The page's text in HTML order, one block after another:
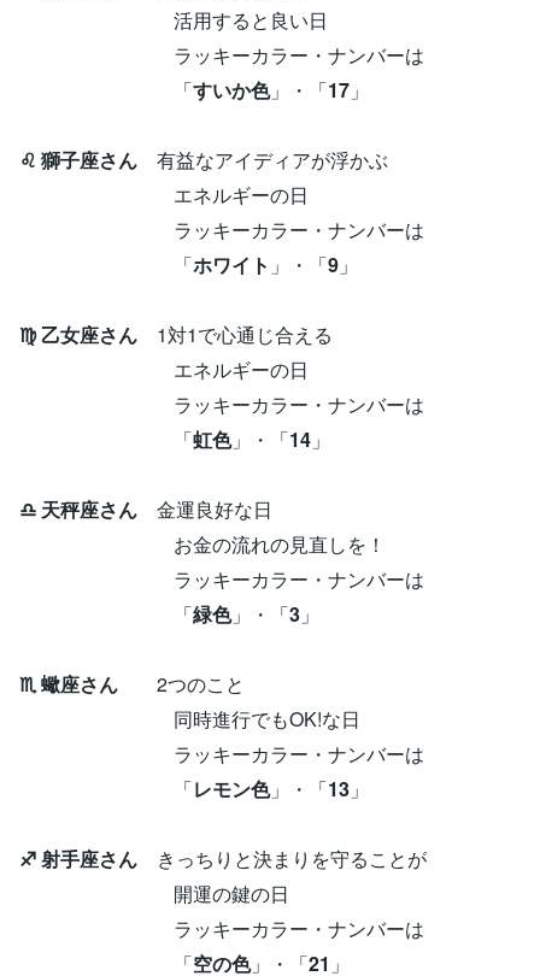
活用すると良い日
ラッキーカラー・ナンバーは
「すいか色」・「17 」
♌ 獅子座さん 有益なアイディアが浮かぶ
エネルギーの日
ラッキーカラー・ナンバーは
「ホワイト 」・「9 」
♍ 乙女座さん 1対1で心通じ合える
エネルギーの日
ラッキーカラー・ナンバーは
「虹色」・「14 」
♎ 天秤座さん 金運良好な日
お金の流れの見直しを！
ラッキーカラー・ナンバーは
「緑色」・「3 」
♏ 蠍座さん 2つのこと
同時進行でもOK!な日
ラッキーカラー・ナンバーは
「レモン色」・「13 」
♐ 射手座さん きっちりと決まりを守ることが
開運の鍵の日
ラッキーカラー・ナンバーは
「空の色」・「21 」